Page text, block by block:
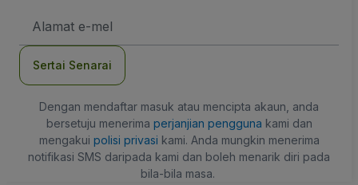
E-
Sertai Senarai
Dengan mendaftar masuk atau mencipta akaun, anda
bersetuju menerima perjanjian pengguna kami dan
mengakui polisi privasi kami. Anda mungkin menerima
notifikasi SMS daripada kami dan boleh menarik diri pada
bila-bila masa.